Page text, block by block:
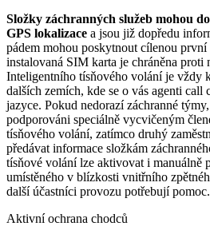
Složky záchranných služeb mohou
GPS lokalizace a jsou již dopředu
pádem mohou poskytnout cílenou
instalovaná SIM karta je chráněna proti
Inteligentního tísňového volání je vždy
dalších zemích, kde se o vás agenti call
jazyce. Pokud nedorazí záchranné
podporováni speciálně vycvičeným
tísňového volání, zatímco druhý
předávat informace složkám
tísňové volání lze aktivovat i manuálně
umístěného v blízkosti vnitřního
další účastníci provozu potřebují pomoc.
Aktivní ochrana chodců